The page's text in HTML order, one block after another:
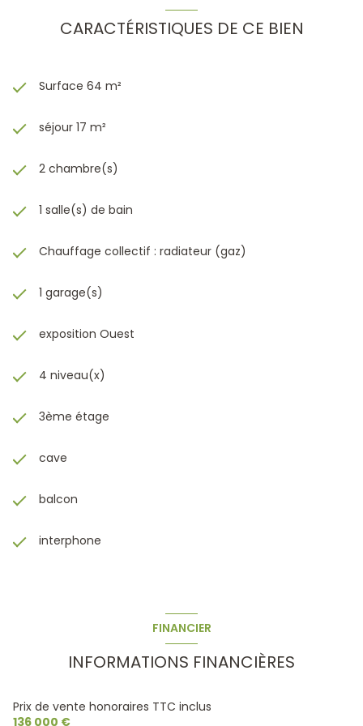
CARACTÉRISTIQUES DE CE BIEN
Surface 64 m²
séjour 17 m²
2 chambre(s)
1 salle(s) de bain
Chauffage collectif : radiateur (gaz)
1 garage(s)
exposition Ouest
4 niveau(x)
3ème étage
cave
balcon
interphone
FINANCIER
INFORMATIONS FINANCIÈRES
Prix de vente honoraires TTC inclus
136 000 €